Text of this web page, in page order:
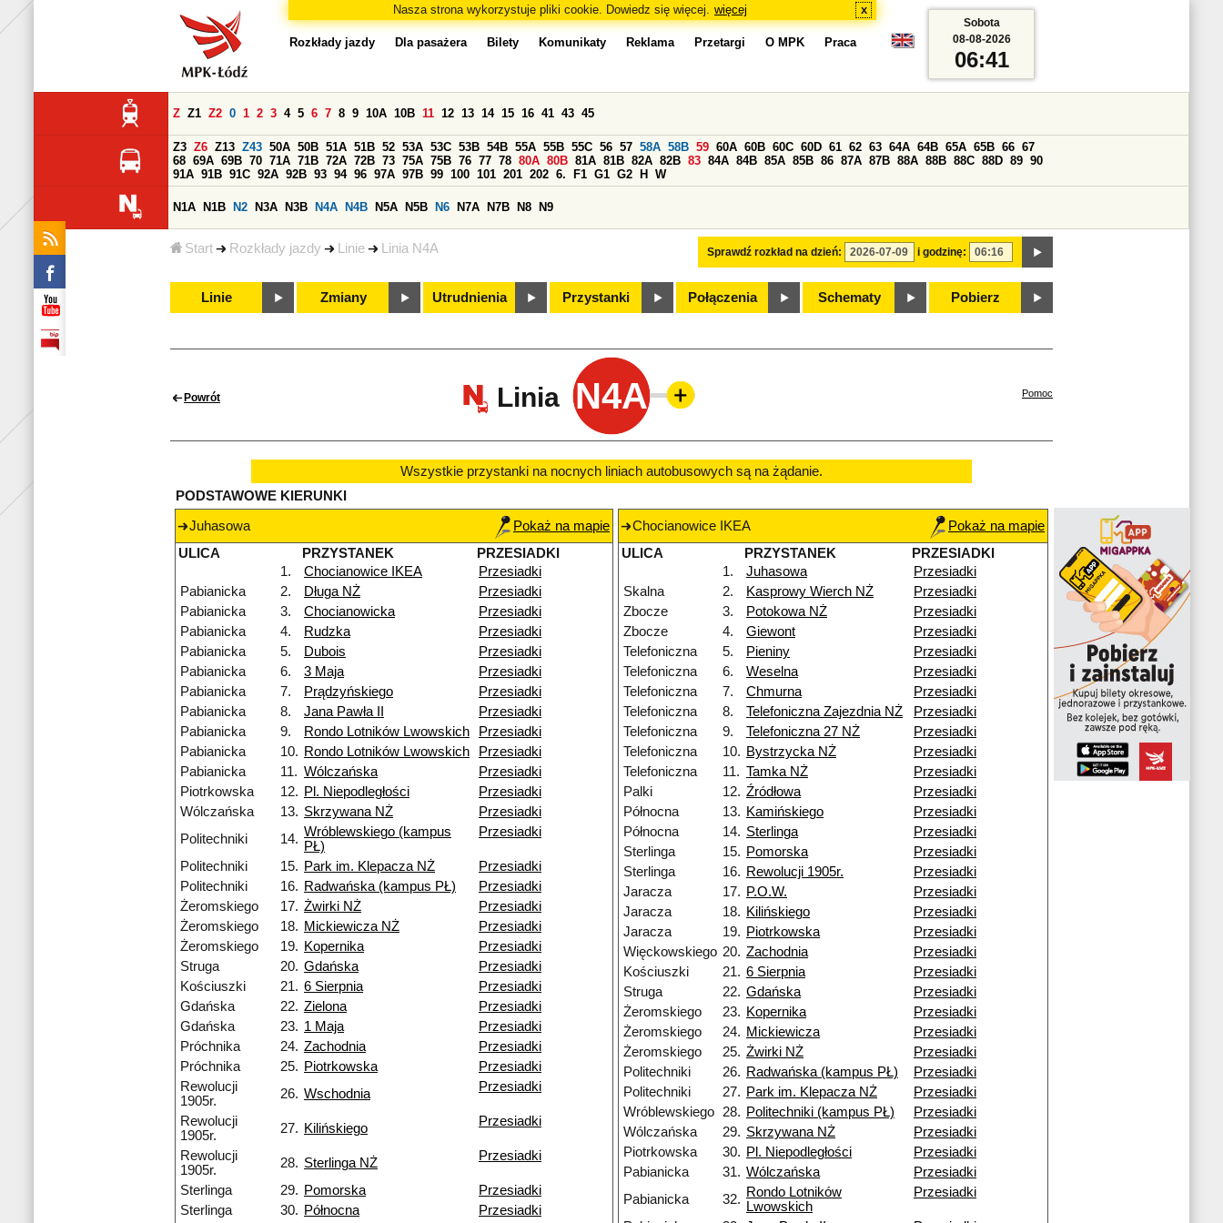
Nasza strona wykorzystuje pliki cookie. Dowiedz się więcej. więcej x
Start Rozkłady jazdy Linie Linia N4A
Rozkłady jazdy Dla pasażera Bilety Komunikaty Reklama Przetargi O MPK Praca
Sprawdź rozkład na dzień: i godzinę:
Z Z1 Z2 0 1 2 3 4 5 6 7 8 9 10A 10B 11 12 13 14 15 16 41 43 45
Z3 Z6 Z13 Z43 50A 50B 51A 51B 52 53A 53C 53B 54B 55A 55B 55C 56 57 58A 58B 59 60A 60B 60C 60D 61 62 63 64A 64B 65A 65B 66 67
68 69A 69B 70 71A 71B 72A 72B 73 75A 75B 76 77 78 80A 80B 81A 81B 82A 82B 83 84A 84B 85A 85B 86 87A 87B 88A 88B 88C 88D 89 90
91A 91B 91C 92A 92B 93 94 96 97A 97B 99 100 101 201 202 6. F1 G1 G2 H W
N1A N1B N2 N3A N3B N4A N4B N5A N5B N6 N7A N7B N8 N9
Linie Zmiany Utrudnienia Przystanki Połączenia Schematy Pobierz
Sobota
08-08-2026
06:41
Powrót Linia N4A Pomoc
Wszystkie przystanki na nocnych liniach autobusowych są na żądanie.
PODSTAWOWE KIERUNKI
Juhasowa
Pokaż na mapie
ULICA
PRZYSTANEK
PRZESIADKI
1.
Chocianowice IKEA
Przesiadki
Pabianicka
2. Długa NŻ
Przesiadki
Pabianicka
3. Chocianowicka
Przesiadki
Pabianicka
4. Rudzka
Przesiadki
Pabianicka
5. Dubois
Przesiadki
Pabianicka
6. 3 Maja
Przesiadki
Pabianicka
7. Prądzyńskiego
Przesiadki
Pabianicka
8. Jana Pawła II
Przesiadki
Pabianicka
9. Rondo Lotników Lwowskich
Przesiadki
Pabianicka
10. Rondo Lotników Lwowskich
Przesiadki
Pabianicka
11. Wólczańska
Przesiadki
Piotrkowska
12. Pl. Niepodległości
Przesiadki
Wólczańska
13. Skrzywana NŻ
Przesiadki
Politechniki
14. Wróblewskiego (kampus
PŁ)
Przesiadki
Politechniki 15. Park im. Klepacza NŻ
Przesiadki
Politechniki
16. Radwańska (kampus PŁ)
Przesiadki
Żeromskiego
17. Żwirki NŻ
Przesiadki
Żeromskiego
18. Mickiewicza NŻ
Przesiadki
Żeromskiego
19. Kopernika
Przesiadki
Struga
20. Gdańska
Przesiadki
Kościuszki
21. 6 Sierpnia
Przesiadki
Gdańska
22. Zielona
Przesiadki
Gdańska
23. 1 Maja
Przesiadki
Próchnika
24. Zachodnia
Przesiadki
Próchnika
25. Piotrkowska
Przesiadki
Rewolucji
1905r.
26. Wschodnia Przesiadki
Rewolucji
1905r.
27. Kilińskiego Przesiadki
Rewolucji
1905r.
28. Sterlinga NŻ Przesiadki
Sterlinga 29. Pomorska
Przesiadki
Sterlinga
30. Północna Przesiadki
Chocianowice IKEA
Pokaż na mapie
ULICA
PRZYSTANEK
PRZESIADKI
1.
Juhasowa
Przesiadki
Skalna
2. Kasprowy Wierch NŻ
Przesiadki
Zbocze
3. Potokowa NŻ
Przesiadki
Zbocze
4. Giewont
Przesiadki
Telefoniczna
5. Pieniny
Przesiadki
Telefoniczna
6. Weselna
Przesiadki
Telefoniczna
7. Chmurna
Przesiadki
Telefoniczna
8. Telefoniczna Zajezdnia NŻ
Przesiadki
Telefoniczna
9. Telefoniczna 27 NŻ
Przesiadki
Telefoniczna
10. Bystrzycka NŻ
Przesiadki
Telefoniczna
11. Tamka NŻ
Przesiadki
Palki
12. Źródłowa
Przesiadki
Północna
13. Kamińskiego
Przesiadki
Północna
14. Sterlinga
Przesiadki
Sterlinga
15. Pomorska
Przesiadki
Sterlinga
16. Rewolucji 1905r.
Przesiadki
Jaracza
17. P.O.W.
Przesiadki
Jaracza
18. Kilińskiego
Przesiadki
Jaracza
19. Piotrkowska
Przesiadki
Więckowskiego 20. Zachodnia
Przesiadki
Kościuszki
21. 6 Sierpnia
Przesiadki
Struga
22. Gdańska
Przesiadki
Żeromskiego
23. Kopernika
Przesiadki
Żeromskiego
24. Mickiewicza
Przesiadki
Żeromskiego
25. Żwirki NŻ
Przesiadki
Politechniki
26. Radwańska (kampus PŁ)
Przesiadki
Politechniki
27. Park im. Klepacza NŻ
Przesiadki
Wróblewskiego
28. Politechniki (kampus PŁ)
Przesiadki
Wólczańska
29. Skrzywana NŻ
Przesiadki
Piotrkowska
30. Pl. Niepodległości
Przesiadki
Pabianicka
31. Wólczańska
Przesiadki
Pabianicka
32. Rondo Lotników
Lwowskich
Przesiadki